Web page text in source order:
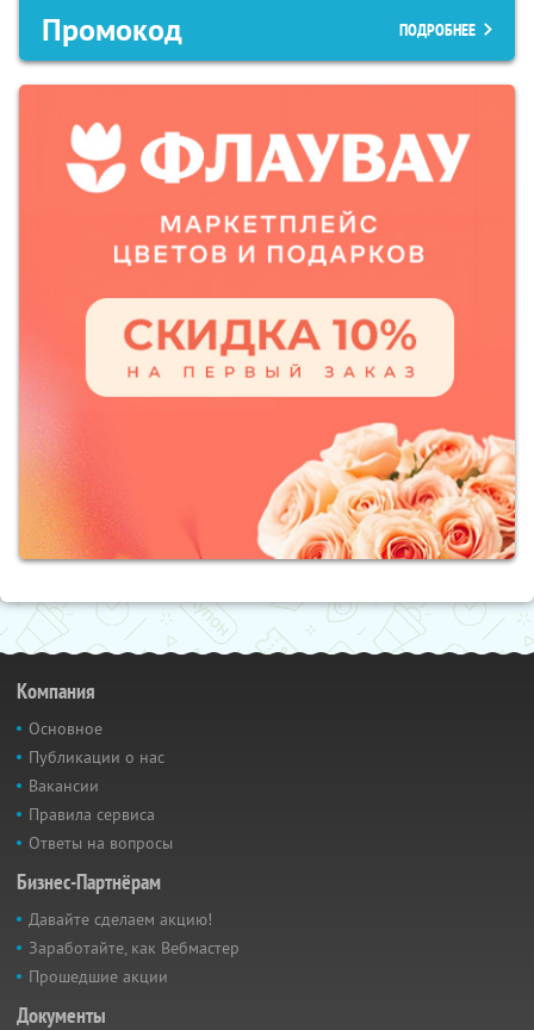
Промокод ПОДРОБНЕЕ
Компания
Основное
Публикации о нас
Вакансии
Правила сервиса
Ответы на вопросы
Бизнес-Партнёрам
Давайте сделаем акцию!
Заработайте, как Вебмастер
Прошедшие акции
Документы